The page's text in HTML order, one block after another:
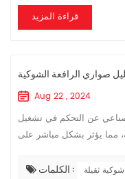
قراءة المزيد
صواري الرافعة الشوكية
Aug 22 , 2024
عن التحكم في تشغيل
مما يؤثر بشكل مباشر على
التشغيل والاس...الكلمات : ثقيلة